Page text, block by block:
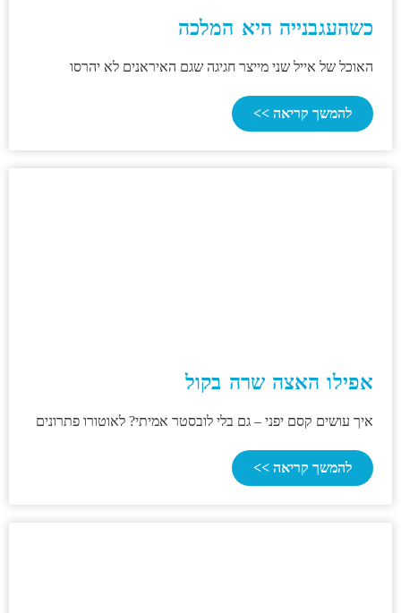
כשהעגבנייה היא המלכה
האוכל של אייל שני מייצר חגיגה שגם האיראנים לא יהרסו
להמשך קריאה >>
אפילו האצה שרה בקול
איך עושים קסם יפני – גם בלי לובסטר אמיתי? לאוטורו פתרונים
להמשך קריאה >>